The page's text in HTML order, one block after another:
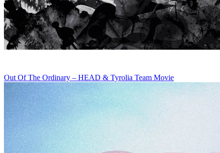
Out Of The Ordinary – HEAD & Tyrolia Team Movie